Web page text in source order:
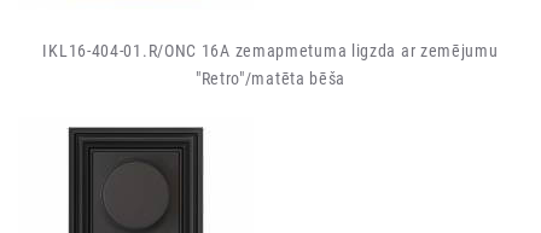
IKL16-404-01.R/ONC 16A zemapmetuma ligzda ar zemējumu
"Retro"/matēta bēša